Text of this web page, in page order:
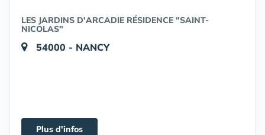
LES JARDINS D'ARCADIE RÉSIDENCE "SAINT-
NICOLAS"
54000 - NANCY
Plus d'infos